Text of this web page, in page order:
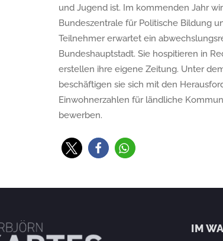
und Jugend ist. Im kommenden Jahr
Bundeszentrale für Politische Bildung
Teilnehmer erwartet ein
Bundeshauptstadt. Sie hospitieren in
erstellen ihre eigene Zeitung. Unter
beschäftigen sie sich mit den
Einwohnerzahlen für ländliche
bewerben.
IM